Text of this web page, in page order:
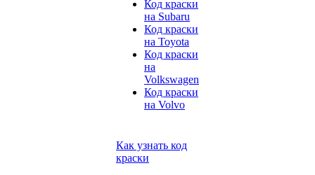
Код краски
на Subaru
Код краски
на Toyota
Код краски
на
Volkswagen
Код краски
на Volvo
Как узнать код
краски